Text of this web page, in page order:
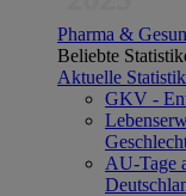
Pharma &
Beliebte
Aktuelle
GKV -
AU-Tage